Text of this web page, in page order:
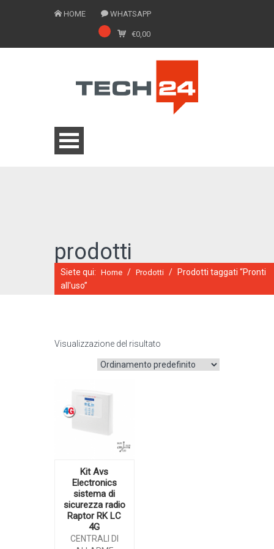
HOME WHATSAPP
€0,00
CATALOGO ONLINE
prodotti
Siete qui: Home / Prodotti /
Prodotti taggati “Pronti
all'uso”
Visualizzazione del risultato
Kit Avs
Electronics
sistema di
sicurezza radio
Raptor RK LC
4G
CENTRALI DI